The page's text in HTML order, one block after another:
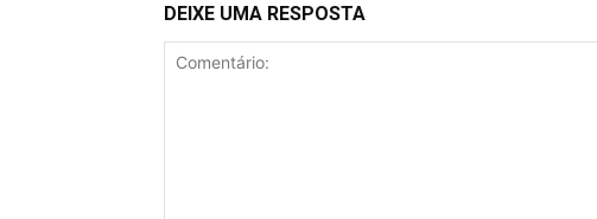
DEIXE UMA RESPOSTA